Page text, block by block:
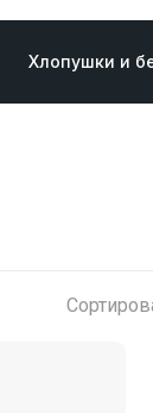
Хлопушки и